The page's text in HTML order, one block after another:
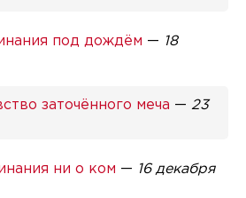
под дождём — 18
заточённого меча — 23
ни о ком — 16 декабря